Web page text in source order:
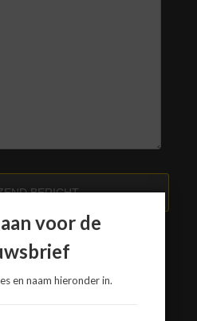
BERICHT
advies.com
voor de
en naam hieronder in.